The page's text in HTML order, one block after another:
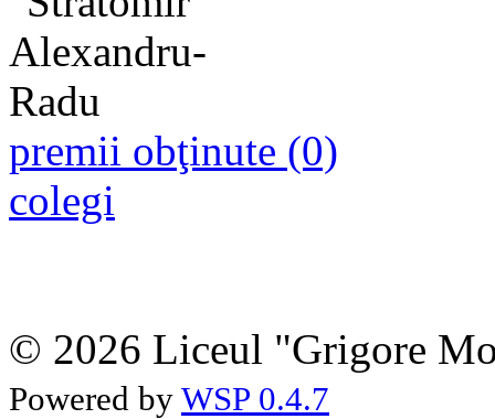
premii obţinute (0)
colegi
© 2026 Liceul "Grigore
Powered by WSP 0.4.7